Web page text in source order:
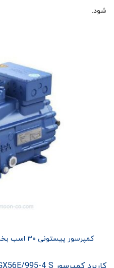
شود.
کمپرسور پیستونی ۳۰ اسب بخار بوک سری HGX56E/995-4 S